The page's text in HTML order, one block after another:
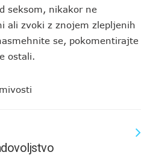
seksom, nikakor ne
ali zvoki z znojem zlepljenih
se, pokomentirajte
ostali.